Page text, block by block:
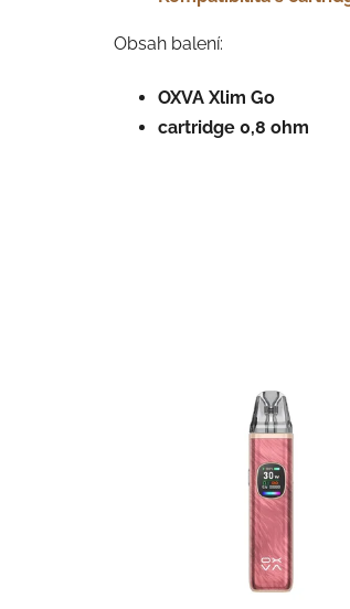
Obsah balení:
OXVA Xlim Go
cartridge 0,8 ohm